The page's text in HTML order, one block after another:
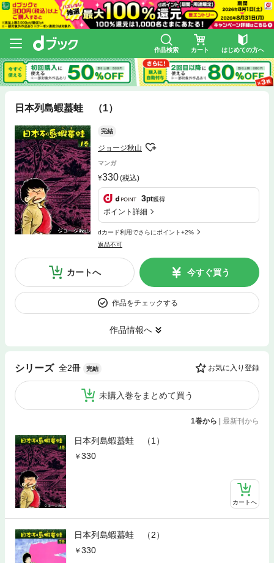
作品検索 カート はじめての方へ
日本列島蝦蟇蛙 （1）
完結
ジョージ秋山
マンガ
330(税込)
3pt獲得
ポイント詳細
dカード利用でさらにポイント+2%
返品不可
カートへ 今すぐ買う
作品をチェックする
作品情報へ
シリーズ 全2冊 完結 お気に入り登録
未購入巻をまとめて買う
1巻から 最新刊から
日本列島蝦蟇蛙 （1）
330
カートへ
日本列島蝦蟇蛙 （2）
330